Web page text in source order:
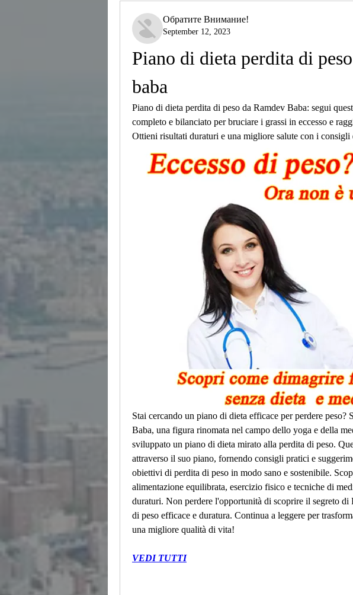
Обратите Внимание!
September 12, 2023
Piano di dieta perdita di
baba
Piano di dieta perdita di peso da Ramdev Baba: segui
completo e bilanciato per bruciare i grassi in eccesso e
Ottieni risultati duraturi e una migliore salute con i consigli
Stai cercando un piano di dieta efficace per perdere peso?
Baba, una figura rinomata nel campo dello yoga e della
sviluppato un piano di dieta mirato alla perdita di peso.
attraverso il suo piano, fornendo consigli pratici e
obiettivi di perdita di peso in modo sano e sostenibile.
alimentazione equilibrata, esercizio fisico e tecniche di
duraturi. Non perdere l'opportunità di scoprire il segreto di
di peso efficace e duratura. Continua a leggere per
una migliore qualità di vita!
VEDI TUTTI